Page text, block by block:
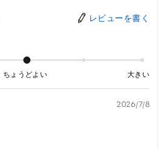
レビューを書く
ちょうどよい 大きい
2026/7/8